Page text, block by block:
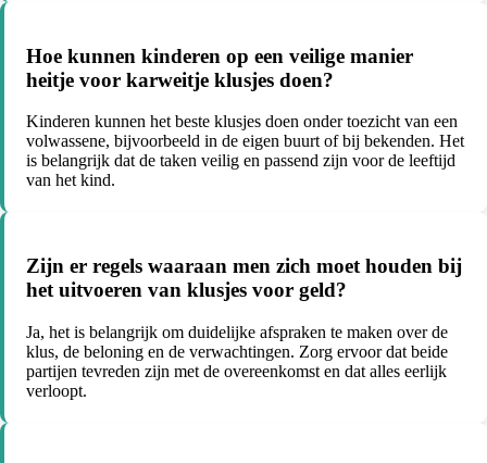
Hoe kunnen kinderen op een veilige manier
heitje voor karweitje klusjes doen?
Kinderen kunnen het beste klusjes doen onder toezicht van een
volwassene, bijvoorbeeld in de eigen buurt of bij bekenden. Het
is belangrijk dat de taken veilig en passend zijn voor de leeftijd
van het kind.
Zijn er regels waaraan men zich moet houden bij
het uitvoeren van klusjes voor geld?
Ja, het is belangrijk om duidelijke afspraken te maken over de
klus, de beloning en de verwachtingen. Zorg ervoor dat beide
partijen tevreden zijn met de overeenkomst en dat alles eerlijk
verloopt.